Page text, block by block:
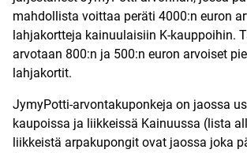
mahdollista voittaa peräti 4000:n euron
lahjakortteja kainuulaisiin K-kauppoihin.
arvotaan 800:n ja 500:n euron arvoiset
lahjakortit.
JymyPotti-arvontakuponkeja on jaossa
kaupoissa ja liikkeissä Kainuussa (lista
liikkeistä arpakupongit ovat jaossa joka